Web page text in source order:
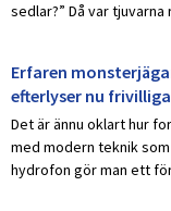
sedlar?” Då var
Erfaren
efterlyser nu
Det är ännu oklart hur
med modern teknik
hydrofon gör man ett